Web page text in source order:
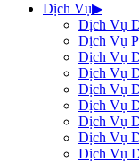
Dịch Vụ▶
Dịch Vụ
Dịch Vụ
Dịch Vụ
Dịch Vụ
Dịch Vụ
Dịch Vụ
Dịch Vụ
Dịch Vụ
Dịch Vụ